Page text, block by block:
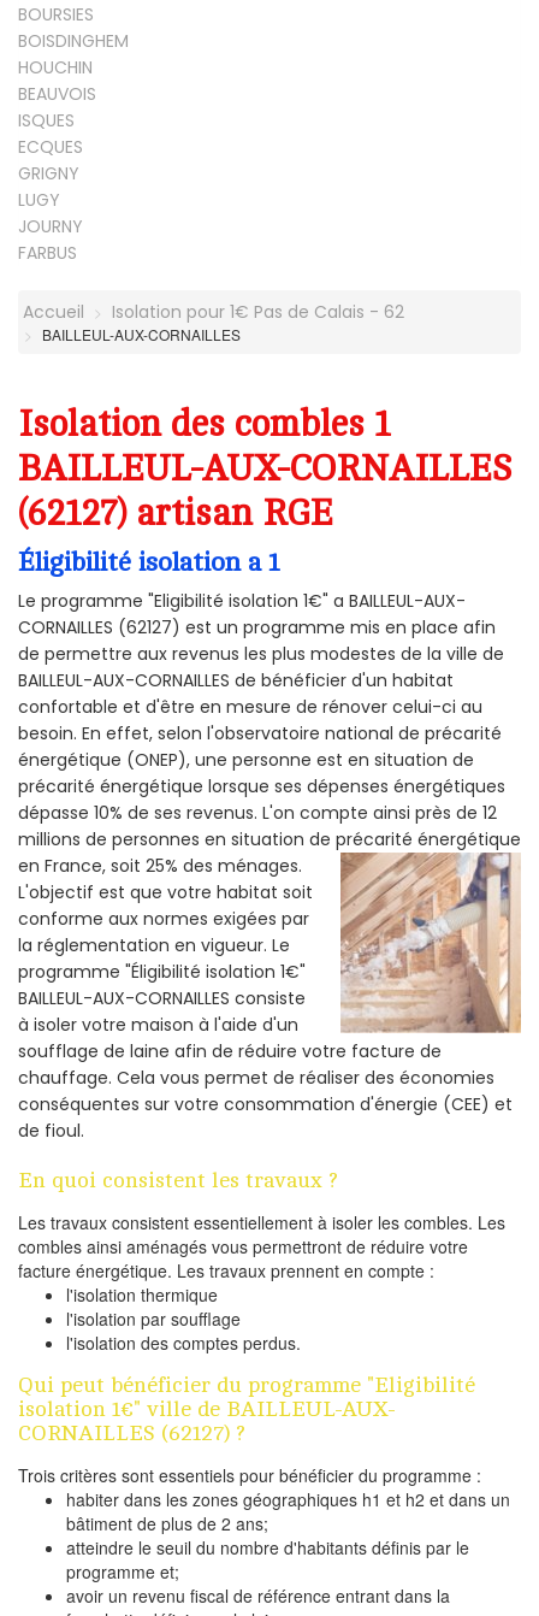
BOURSIES
BOISDINGHEM
HOUCHIN
BEAUVOIS
ISQUES
ECQUES
GRIGNY
LUGY
JOURNY
FARBUS
Accueil Isolation pour 1€ Pas de Calais - 62
BAILLEUL-AUX-CORNAILLES
Isolation des combles 1
BAILLEUL-AUX-CORNAILLES
(62127) artisan RGE
Éligibilité isolation a 1
Le programme "Eligibilité isolation 1€" a BAILLEUL-AUX-
CORNAILLES (62127) est un programme mis en place afin
de permettre aux revenus les plus modestes de la ville de
BAILLEUL-AUX-CORNAILLES de bénéficier d'un habitat
confortable et d'être en mesure de rénover celui-ci au
besoin. En effet, selon l'observatoire national de précarité
énergétique (ONEP), une personne est en situation de
précarité énergétique lorsque ses dépenses énergétiques
dépasse 10% de ses revenus. L'on compte ainsi près de 12
millions de personnes en situation de précarité énergétique
en France, soit 25% des ménages.
L'objectif est que votre habitat soit
conforme aux normes exigées par
la réglementation en vigueur. Le
programme "Éligibilité isolation 1€"
BAILLEUL-AUX-CORNAILLES consiste
à isoler votre maison à l'aide d'un
soufflage de laine afin de réduire votre facture de
chauffage. Cela vous permet de réaliser des économies
conséquentes sur votre consommation d'énergie (CEE) et
de fioul.
En quoi consistent les travaux ?
Les travaux consistent essentiellement à isoler les combles. Les
combles ainsi aménagés vous permettront de réduire votre
facture énergétique. Les travaux prennent en compte :
l'isolation thermique
l'isolation par soufflage
l'isolation des comptes perdus.
Qui peut bénéficier du programme "Eligibilité
isolation 1€" ville de BAILLEUL-AUX-
CORNAILLES (62127) ?
Trois critères sont essentiels pour bénéficier du programme :
habiter dans les zones géographiques h1 et h2 et dans un
bâtiment de plus de 2 ans;
atteindre le seuil du nombre d'habitants définis par le
programme et;
avoir un revenu fiscal de référence entrant dans la